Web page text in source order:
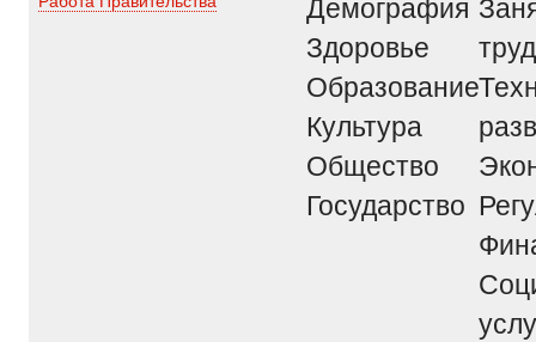
Здоровье
Образование
Культура
Общество
Государство
труд